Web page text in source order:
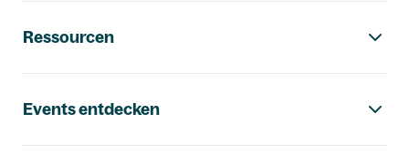
Ressourcen
Events entdecken